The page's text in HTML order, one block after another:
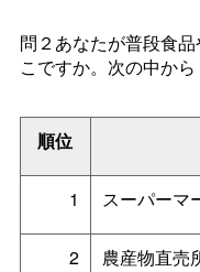
問２あなたが普段食
こですか。次の中から
順位
1 スーパーマ
2 農産物直売